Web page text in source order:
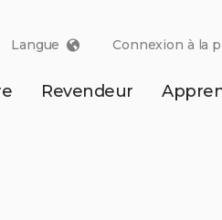
Langue Connexion à la
Revendeur